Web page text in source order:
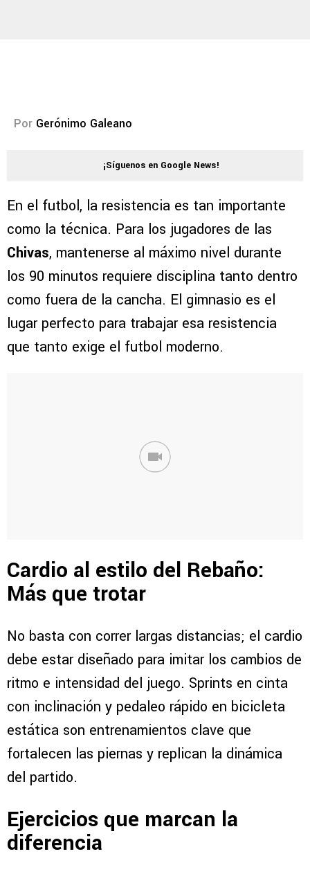
Por Gerónimo Galeano
¡Síguenos en Google News!
En el futbol, la resistencia es tan importante
como la técnica. Para los jugadores de las
Chivas, mantenerse al máximo nivel durante
los 90 minutos requiere disciplina tanto dentro
como fuera de la cancha. El gimnasio es el
lugar perfecto para trabajar esa resistencia
que tanto exige el futbol moderno.
Cardio al estilo del Rebaño:
Más que trotar
No basta con correr largas distancias; el cardio
debe estar diseñado para imitar los cambios de
ritmo e intensidad del juego. Sprints en cinta
con inclinación y pedaleo rápido en bicicleta
estática son entrenamientos clave que
fortalecen las piernas y replican la dinámica
del partido.
Ejercicios que marcan la
diferencia